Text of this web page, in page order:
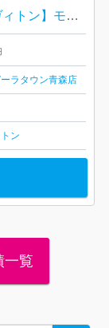
【Louis Vuitton ルイヴィトン】モノグラム・キャンバス・スピーディ30・メンズ・レディース
ラタウン青森店
ン
一覧